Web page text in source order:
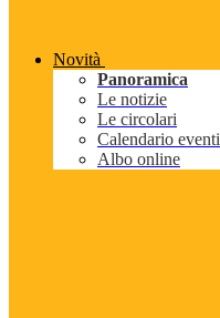
Novità
Panoramica
Le notizie
Le circolari
Calendario eventi
Albo online